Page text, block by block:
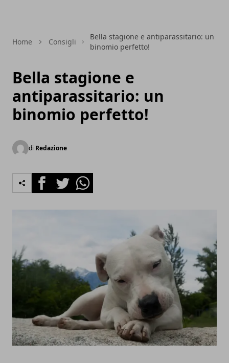
Home Consigli
Bella stagione e antiparassitario: un
binomio perfetto!
Bella stagione e
antiparassitario: un
binomio perfetto!
di Redazione
FacebookTwitterWhatsapp